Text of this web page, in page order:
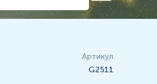
Артикул
G2511